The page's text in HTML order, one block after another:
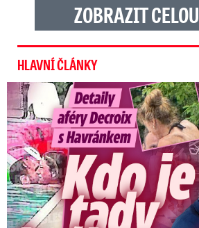
ZOBRAZIT
HLAVNÍ ČLÁNKY
Detaily aféry Decroix s Havránkem: Kdo